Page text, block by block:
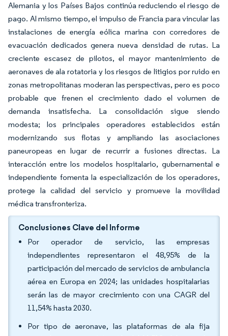
Alemania y los Países Bajos continúa reduciendo el riesgo de
pago. Al mismo tiempo, el impulso de Francia para vincular las
instalaciones de energía eólica marina con corredores de
evacuación dedicados genera nueva densidad de rutas. La
creciente escasez de pilotos, el mayor mantenimiento de
aeronaves de ala rotatoria y los riesgos de litigios por ruido en
zonas metropolitanas moderan las perspectivas, pero es poco
probable que frenen el crecimiento dado el volumen de
demanda insatisfecha. La consolidación sigue siendo
modesta; los principales operadores establecidos están
modernizando sus flotas y ampliando las asociaciones
paneuropeas en lugar de recurrir a fusiones directas. La
interacción entre los modelos hospitalario, gubernamental e
independiente fomenta la especialización de los operadores,
protege la calidad del servicio y promueve la movilidad
médica transfronteriza.
Conclusiones Clave del Informe
Por operador de servicio, las empresas
independientes representaron el 48,95% de la
participación del mercado de servicios de ambulancia
aérea en Europa en 2024; las unidades hospitalarias
serán las de mayor crecimiento con una CAGR del
11,54% hasta 2030.
Por tipo de aeronave, las plataformas de ala fija